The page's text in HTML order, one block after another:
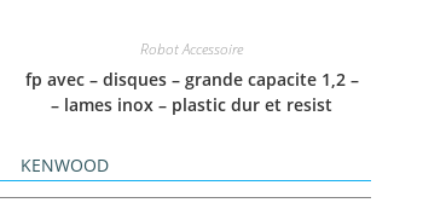
Robot Accessoire
fp avec – disques – grande capacite 1,2 –
– lames inox – plastic dur et resist
KENWOOD